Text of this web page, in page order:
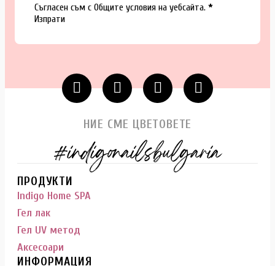
Съгласен съм с Общите условия на уебсайта. *
Изпрати
НИЕ СМЕ ЦВЕТОВЕТЕ
#indigonailsbulgaria
ПРОДУКТИ
Indigo Home SPA
Гел лак
Гел UV метод
Аксесоари
ИНФОРМАЦИЯ